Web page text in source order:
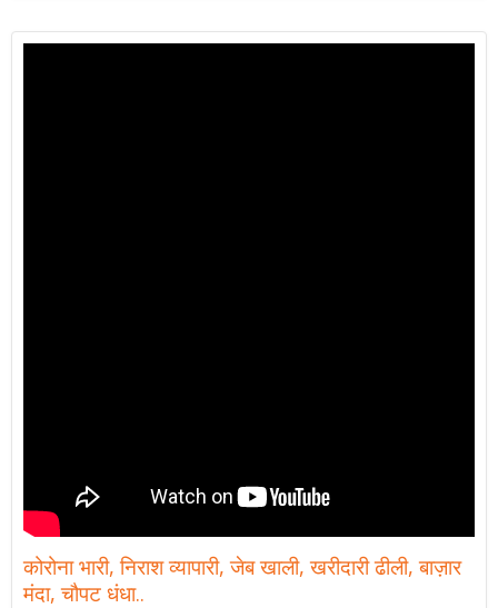
कोरोना भारी, निराश व्यापारी, जेब खाली, खरीदारी ढीली, बाज़ार
मंदा, चौपट धंधा..